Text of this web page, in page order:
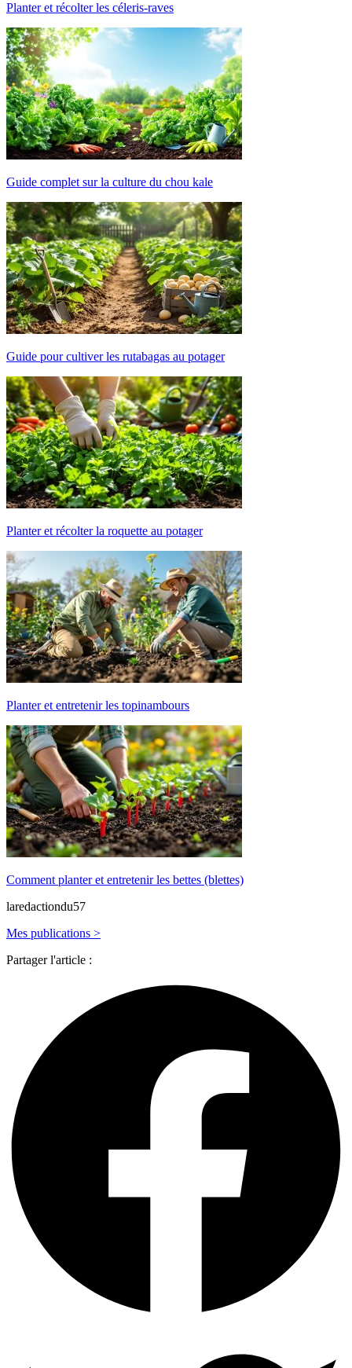
Planter et récolter les céleris-raves
Guide complet sur la culture du chou kale
Guide pour cultiver les rutabagas au potager
Planter et récolter la roquette au potager
Planter et entretenir les topinambours
Comment planter et entretenir les bettes (blettes)
laredactiondu57
Mes publications >
Partager l'article :